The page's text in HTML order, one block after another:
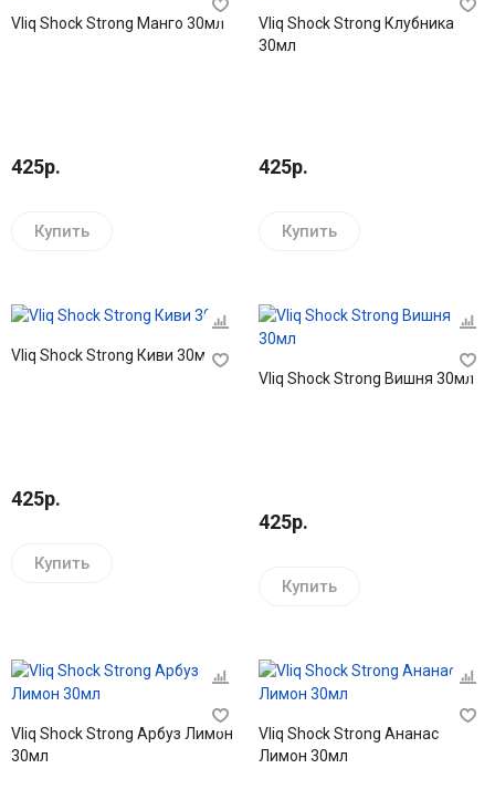
Vliq Shock Strong Манго 30мл
425р.
Купить
Vliq Shock Strong Клубника
30мл
425р.
Купить
Vliq Shock Strong Киви 30мл
425р.
Купить
Vliq Shock Strong Вишня 30мл
425р.
Купить
Vliq Shock Strong Арбуз Лимон
30мл
Vliq Shock Strong Ананас
Лимон 30мл